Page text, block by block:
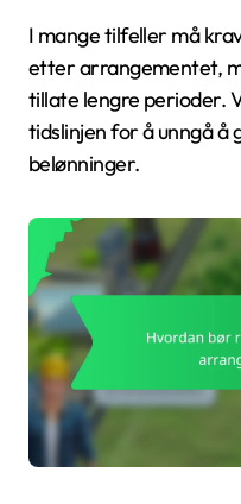
I mange tilfeller må
etter arrangementet,
tillate lengre perioder.
tidslinjen for å unngå å
belønninger.